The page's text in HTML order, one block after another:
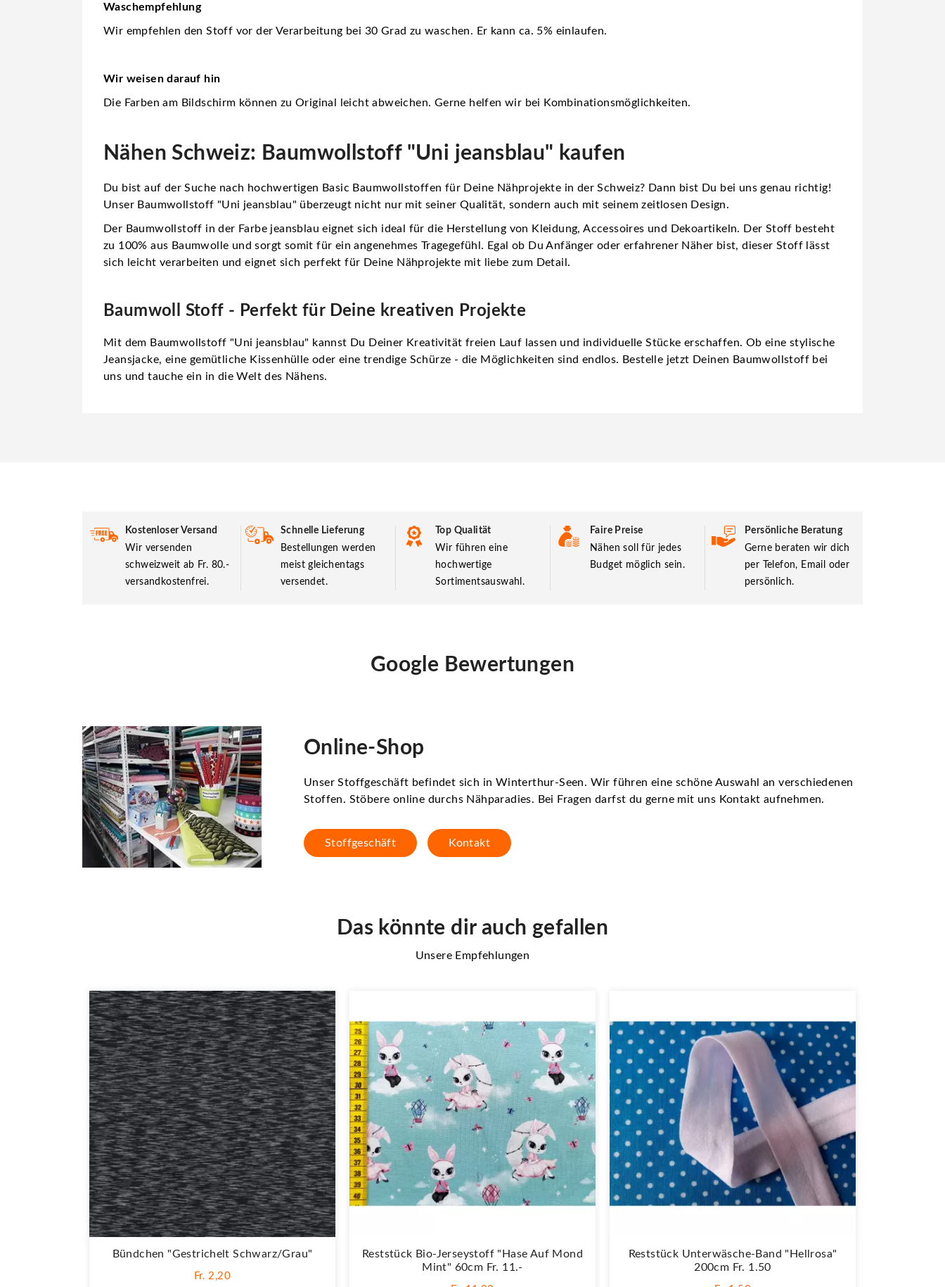
Waschempfehlung
Wir empfehlen den Stoff vor der Verarbeitung bei 30 Grad zu waschen. Er kann ca. 5% einlaufen.
Wir weisen darauf hin
Die Farben am Bildschirm können zu Original leicht abweichen. Gerne helfen wir bei Kombinationsmöglichkeiten.
Nähen Schweiz: Baumwollstoff "Uni jeansblau" kaufen
Du bist auf der Suche nach hochwertigen Basic Baumwollstoffen für Deine Nähprojekte in der Schweiz? Dann bist Du bei uns genau richtig!
Unser Baumwollstoff "Uni jeansblau" überzeugt nicht nur mit seiner Qualität, sondern auch mit seinem zeitlosen Design.
Der Baumwollstoff in der Farbe jeansblau eignet sich ideal für die Herstellung von Kleidung, Accessoires und Dekoartikeln. Der Stoff besteht
zu 100% aus Baumwolle und sorgt somit für ein angenehmes Tragegefühl. Egal ob Du Anfänger oder erfahrener Näher bist, dieser Stoff lässt
sich leicht verarbeiten und eignet sich perfekt für Deine Nähprojekte mit liebe zum Detail.
Baumwoll Stoff - Perfekt für Deine kreativen Projekte
Mit dem Baumwollstoff "Uni jeansblau" kannst Du Deiner Kreativität freien Lauf lassen und individuelle Stücke erschaffen. Ob eine stylische
Jeansjacke, eine gemütliche Kissenhülle oder eine trendige Schürze - die Möglichkeiten sind endlos. Bestelle jetzt Deinen Baumwollstoff bei
uns und tauche ein in die Welt des Nähens.
Kostenloser Versand
Wir versenden
schweizweit ab Fr. 80.-
versandkostenfrei.
Schnelle Lieferung
Bestellungen werden
meist gleichentags
versendet.
Top Qualität
Wir führen eine
hochwertige
Sortimentsauswahl.
Faire Preise
Nähen soll für jedes
Budget möglich sein.
Persönliche Beratung
Gerne beraten wir dich
per Telefon, Email oder
persönlich.
Google Bewertungen
Online-Shop
Unser Stoffgeschäft befindet sich in Winterthur-Seen. Wir führen eine schöne Auswahl an verschiedenen
Stoffen. Stöbere online durchs Nähparadies. Bei Fragen darfst du gerne mit uns Kontakt aufnehmen.
Stoffgeschäft Kontakt
Das könnte dir auch gefallen
Unsere Empfehlungen
Bündchen "Gestrichelt Schwarz/grau"
Fr. 2,20
Reststück Bio-Jerseystoff "Hase Auf Mond
Mint" 60cm Fr. 11.-
Reststück Unterwäsche-Band "Hellrosa"
200cm Fr. 1.50